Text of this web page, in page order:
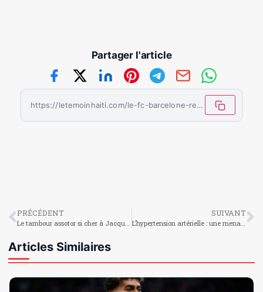
Partager l'article
https://letemoinhaiti.com/le-fc-barcelone-retrouve-les-demi-finales-de-la-ligue-des-champions-apres-six-ans-dattente/
PRÉCÉDENT SUIVANT
Articles Similaires